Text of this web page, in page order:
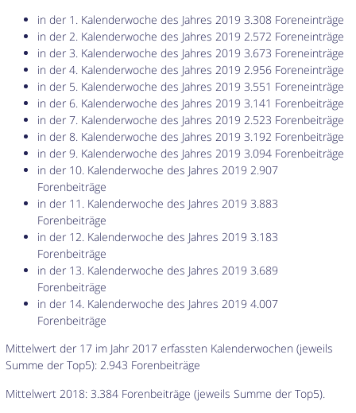
in der 1. Kalenderwoche des Jahres 2019 3.308 Foreneinträge
in der 2. Kalenderwoche des Jahres 2019 2.572 Foreneinträge
in der 3. Kalenderwoche des Jahres 2019 3.673 Foreneinträge
in der 4. Kalenderwoche des Jahres 2019 2.956 Foreneinträge
in der 5. Kalenderwoche des Jahres 2019 3.551 Foreneinträge
in der 6. Kalenderwoche des Jahres 2019 3.141 Forenbeiträge
in der 7. Kalenderwoche des Jahres 2019 2.523 Forenbeiträge
in der 8. Kalenderwoche des Jahres 2019 3.192 Forenbeiträge
in der 9. Kalenderwoche des Jahres 2019 3.094 Forenbeiträge
in der 10. Kalenderwoche des Jahres 2019 2.907
Forenbeiträge
in der 11. Kalenderwoche des Jahres 2019 3.883
Forenbeiträge
in der 12. Kalenderwoche des Jahres 2019 3.183
Forenbeiträge
in der 13. Kalenderwoche des Jahres 2019 3.689
Forenbeiträge
in der 14. Kalenderwoche des Jahres 2019 4.007
Forenbeiträge
Mittelwert der 17 im Jahr 2017 erfassten Kalenderwochen (jeweils
Summe der Top5): 2.943 Forenbeiträge
Mittelwert 2018: 3.384 Forenbeiträge (jeweils Summe der Top5).